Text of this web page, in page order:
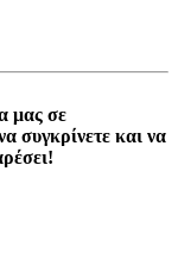
μας σε
συγκρίνετε και να